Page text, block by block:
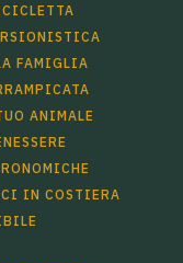
FAMIGLIA
ANIMALE
IN COSTIERA